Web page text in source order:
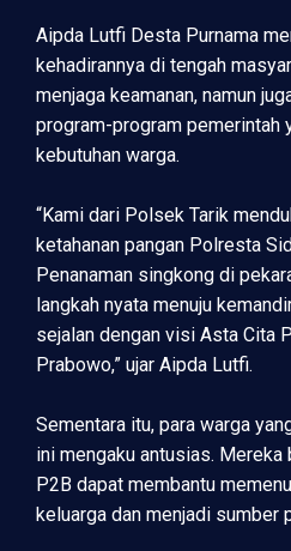
Aipda Lutfi Desta Purnama
kehadirannya di tengah
menjaga keamanan, namun
program-program pemerintah
kebutuhan warga.
“Kami dari Polsek Tarik
ketahanan pangan Polresta
Penanaman singkong di
langkah nyata menuju
sejalan dengan visi Asta Cita
Prabowo,” ujar Aipda Lutfi.
Sementara itu, para warga
ini mengaku antusias. Mereka
P2B dapat membantu
keluarga dan menjadi sumber